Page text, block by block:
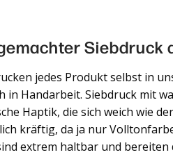
Siebdruck
jedes Produkt selbst in
in Handarbeit. Siebdruck mit
Haptik, die sich weich wie
kräftig, da ja nur
extrem haltbar und bereiten